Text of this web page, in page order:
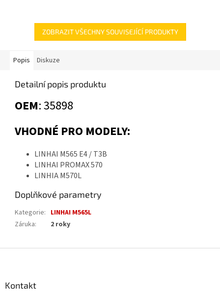
ZOBRAZIT VŠECHNY SOUVISEJÍCÍ PRODUKTY
Popis Diskuze
Detailní popis produktu
OEM:35898
VHODNÉ PRO MODELY:
LINHAI M565 E4 / T3B
LINHAI PROMAX 570
LINHIA M570L
Doplňkové parametry
Kategorie: LINHAI M565L
Záruka: 2 roky
Kontakt